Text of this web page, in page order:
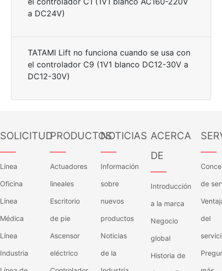
a DC24V)
TATAMI Lift no funciona cuando se usa con
el controlador C9 (1V1 blanco DC12-30V a
DC12-30V)
SOLICITUD
——
Linea
Oficina
Línea
Médica
Línea
Industria
PRODUCTOS
——
Actuadores
lineales
Escritorio
de pie
Ascensor
eléctrico
NOTICIAS
——
Información
sobre
nuevos
productos
Noticias
de la
ACERCA
DE
——
Introducción
a la marca
Negocio
global
Historia de
——
de
del